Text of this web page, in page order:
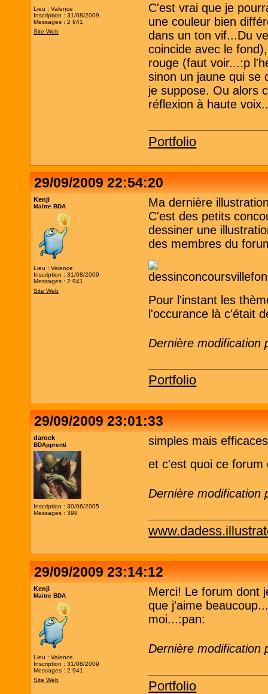
Lieu : Valence
Inscription : 31/08/2009
Messages : 2 941
Site Web
C'est vrai que je
une couleur bien
dans un ton vif...Du
coincide avec le
rouge (faut voir...:p
sinon un jaune qui se
je suppose. Ou alors
réflexion à haute
Portfolio
29/09/2009 22:54:20
Kenji
Maitre BDA
Lieu : Valence
Inscription : 31/08/2009
Messages : 2 941
Site Web
Ma dernière
C'est des petits
dessiner une
des membres du
Pour l'instant les
l'occurance là c'était
Dernière modification
Portfolio
29/09/2009 23:01:33
darock
BDApprenti
Inscription : 30/06/2005
Messages : 398
simples mais
et c'est quoi ce forum
Dernière modification
29/09/2009 23:14:12
Kenji
Maitre BDA
Lieu : Valence
Inscription : 31/08/2009
Messages : 2 941
Site Web
Merci! Le forum dont
que j'aime
moi...:pan:
Dernière modification
Portfolio